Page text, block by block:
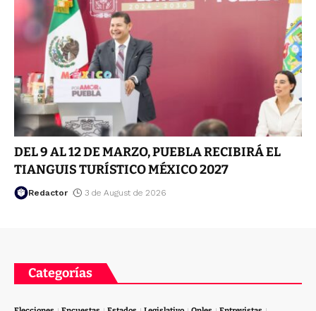
DEL 9 AL 12 DE MARZO, PUEBLA RECIBIRÁ EL
TIANGUIS TURÍSTICO MÉXICO 2027
Redactor 3 de August de 2026
Categorías